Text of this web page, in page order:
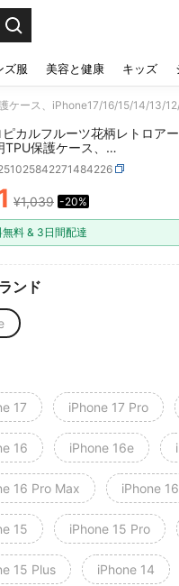
ズ服 美容と健康 キッズ
カルフルーツ花柄レトロア
保護ケース、
16/15/14/13/12/X/PLUS/
撃・耐傷機能付き
AND
¥1,039 -20%
無料 & 3日間配達
ンド
17 iPhone 17 Pro
16 iPhone 16e
16 Pro Max iPhone
15 iPhone 15 Pro
15 Plus iPhone 14